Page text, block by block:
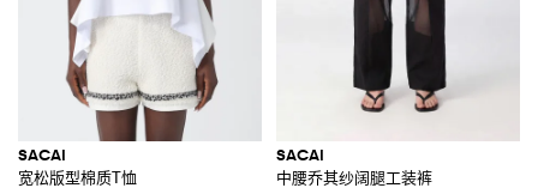
SACAI
宽松版型棉质T恤
SACAI
中腰乔其纱阔腿工装裤